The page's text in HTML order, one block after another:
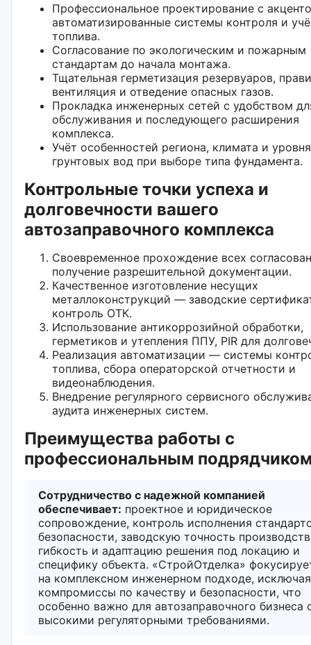
Профессиональное проектирование с
автоматизированные системы контроля и
топлива.
Согласование по экологическим и пожарным
стандартам до начала монтажа.
Тщательная герметизация резервуаров,
вентиляция и отведение опасных газов.
Прокладка инженерных сетей с удобством
обслуживания и последующего расширения
комплекса.
Учёт особенностей региона, климата и уровня
грунтовых вод при выборе типа фундамента.
Контрольные точки успеха и
долговечности вашего
автозаправочного комплекса
Своевременное прохождение всех
получение разрешительной документации.
Качественное изготовление несущих
металлоконструкций — заводские
контроль ОТК.
Использование антикоррозийной обработки,
герметиков и утепления ППУ, PIR для
Реализация автоматизации — системы
топлива, сбора операторской отчетности и
видеонаблюдения.
Внедрение регулярного сервисного
аудита инженерных систем.
Преимущества работы с
профессиональным
Сотрудничество с надежной компанией
обеспечивает: проектное и юридическое
сопровождение, контроль исполнения
безопасности, заводскую точность
гибкость и адаптацию решения под локацию и
специфику объекта. «СтройОтделка»
на комплексном инженерном подходе, исключая
компромиссы по качеству и безопасности, что
особенно важно для автозаправочного бизнеса
высокими регуляторными требованиями.